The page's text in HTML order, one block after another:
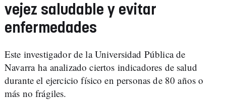
vejez saludable y evitar
enfermedades
Este investigador de la Universidad Pública de
Navarra ha analizado ciertos indicadores de salud
durante el ejercicio físico en personas de 80 años o
más no frágiles.